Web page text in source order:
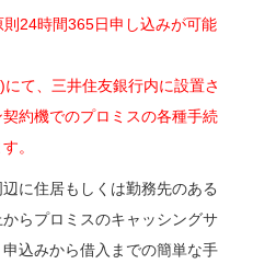
24時間365日申し込みが可能
て、三井住友銀行内に設置さ
約機でのプロミスの各種手続
。
に住居もしくは勤務先のある
らプロミスのキャッシングサ
込みから借入までの簡単な手